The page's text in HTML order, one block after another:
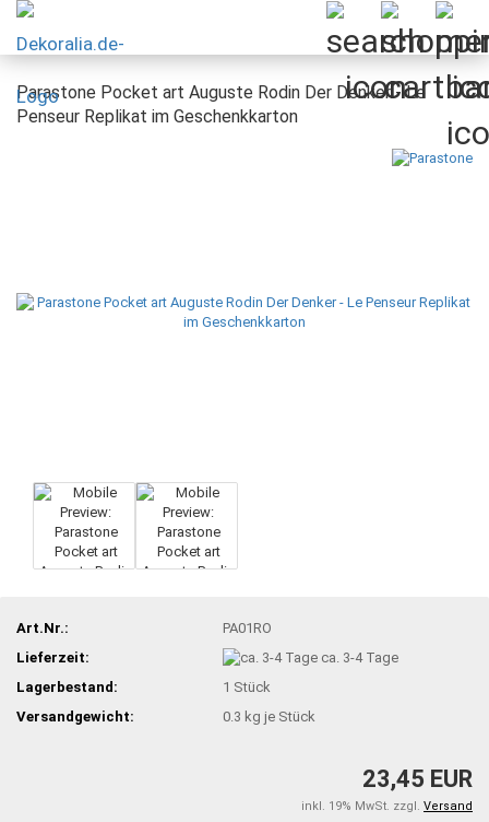
Parastone Pocket art Auguste Rodin Der Denker - Le
Penseur Replikat im Geschenkkarton
Art.Nr.:
PA01RO
Lieferzeit:
ca. 3-4 Tage
Lagerbestand:
1 Stück
Versandgewicht:
0.3 kg je Stück
23,45 EUR
inkl. 19% MwSt. zzgl. Versand